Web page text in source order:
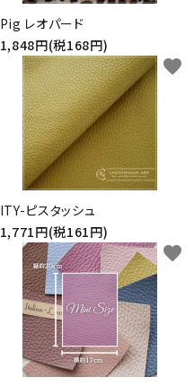
Pig レオパード
1,848円(税168円)
ITY-ピスタッシュ
1,771円(税161円)
favorite
favorite